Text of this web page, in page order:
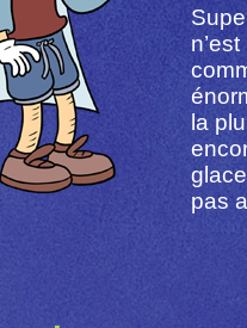
la
pas